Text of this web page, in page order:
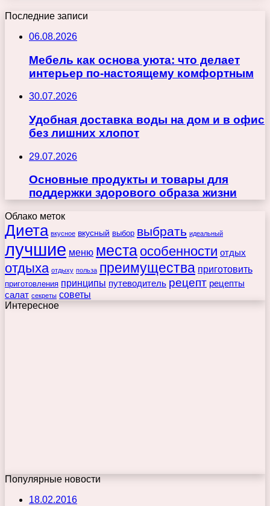
Последние записи
06.08.2026
Мебель как основа уюта: что делает
интерьер по-настоящему комфортным
30.07.2026
Удобная доставка воды на дом и в офис
без лишних хлопот
29.07.2026
Основные продукты и товары для
поддержки здорового образа жизни
Облако меток
Диета вкусное вкусный выбор выбрать идеальный
лучшие меню места особенности отдых
отдыха отдыху польза преимущества приготовить
приготовления принципы путеводитель рецепт рецепты
салат секреты советы
Интересное
Популярные новости
18.02.2016